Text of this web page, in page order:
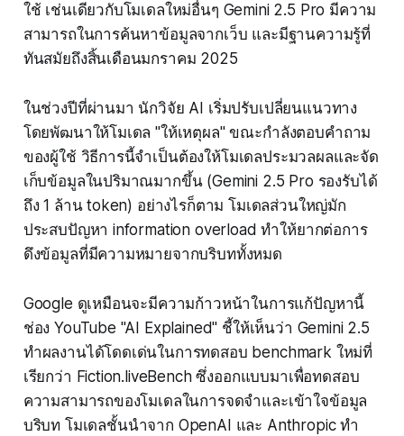
ใช้ เช่นเดียวกับโมเดลใหม่อื่นๆ Gemini 2.5 Pro มีความ
สามารถในการค้นหาข้อมูลจากเว็บ และมีฐานความรู้ที่
ทันสมัยถึงสิ้นเดือนมกราคม 2025
ในช่วงปีที่ผ่านมา นักวิจัย AI เริ่มปรับเปลี่ยนแนวทาง
โดยพัฒนาให้โมเดล "ให้เหตุผล" ขณะกำลังตอบคำถาม
ของผู้ใช้ วิธีการนี้จำเป็นต้องให้โมเดลประมวลผลและจัด
เก็บข้อมูลในปริมาณมากขึ้น (Gemini 2.5 Pro รองรับได้
ถึง 1 ล้าน token) อย่างไรก็ตาม โมเดลส่วนใหญ่มัก
ประสบปัญหา information overload ทำให้ยากต่อการ
ดึงข้อมูลที่มีความหมายจากบริบททั้งหมด
Google ดูเหมือนจะมีความก้าวหน้าในการแก้ปัญหานี้
ช่อง YouTube "AI Explained" ชี้ให้เห็นว่า Gemini 2.5
ทำผลงานได้โดดเด่นในการทดสอบ benchmark ใหม่ที่
เรียกว่า Fiction.liveBench ซึ่งออกแบบมาเพื่อทดสอบ
ความสามารถของโมเดลในการจดจำและเข้าใจข้อมูล
บริบท โมเดลชั้นนำจาก OpenAI และ Anthropic ทำ